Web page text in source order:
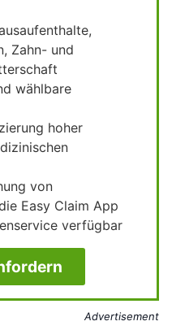
Zahn- und
wählbare
hoher
von
Easy Claim App
verfügbar
Advertisement